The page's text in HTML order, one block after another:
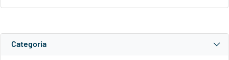
Categoria